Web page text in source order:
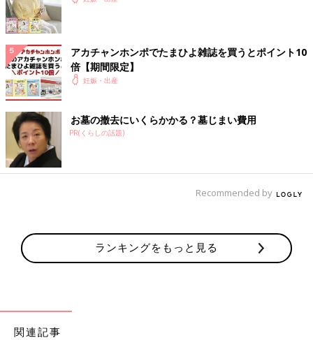
アカチャンホンポでたまひよ雑誌を買うとポイント10
倍【期間限定】
妊娠・出産
お墓の撤去にいくらかかる？墓じまい費用
PR(くらしの話題)
Recommended by
ランキングをもっと見る
関連記事